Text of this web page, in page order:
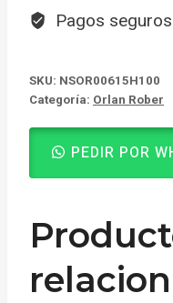
Pagos seguros
SKU: NSOR00615H100
Categoría: Orlan Rober
PEDIR POR